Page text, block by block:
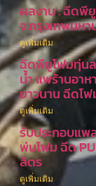
ผลงาน : ฉีดพี
จ.กรุงเทพมห
ดูเพิ่มเติม
ฉีดพียูโฟมทุ่น
น้ำ แพร้านอา
ยาวนาน ฉีดโ
ดูเพิ่มเติม
รับประกอบแพ
พ่นโฟม ฉีด
ลิตร
ดูเพิ่มเติม